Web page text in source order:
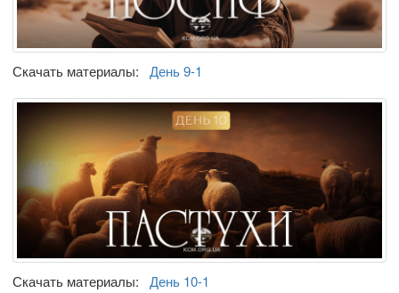
Скачать материалы: День 9-1
Скачать материалы: День 10-1